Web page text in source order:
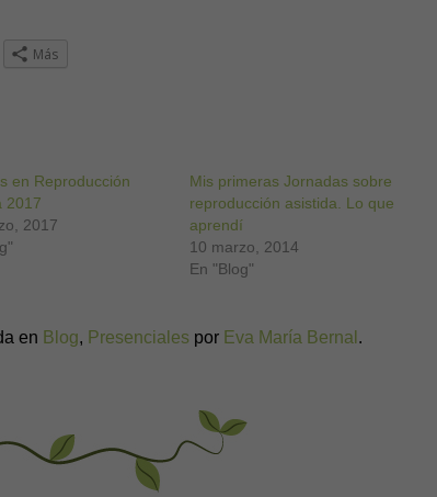
Más
en Reproducción
2017
2017
Mis primeras Jornadas sobre
reproducción asistida. Lo que
aprendí
10 marzo, 2014
En "Blog"
en Blog, Presenciales por Eva María Bernal .